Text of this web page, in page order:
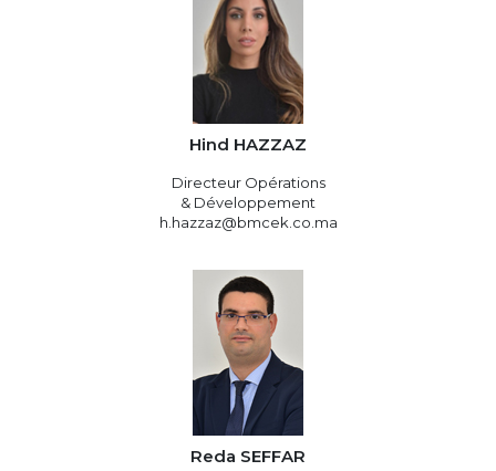
Hind HAZZAZ
Directeur Opérations
& Développement
h.hazzaz@bmcek.co.ma
Reda SEFFAR